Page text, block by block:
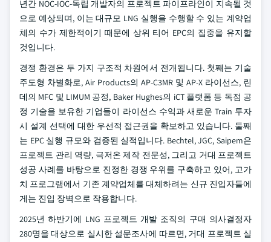
년간 NOC-IOC-독립 개발자의 프로젝트 파이프라인이 지속될 것
으로 예상되며, 이는 대규모 LNG 실행을 수행할 수 있는 계약업
체의 수가 제한적이기 때문에 상위 티어 EPC의 집중을 유지할
것입니다.
경쟁 환경은 두 가지 구조적 차원에서 전개됩니다. 첫째는 기술
주도형 차별화로, Air Products의 AP-C3MR 및 AP-X 라이선스, 린
데의 MFC 및 LIMUM 공정, Baker Hughes의 iCT 플랫폼 등 독점 공
정 기술을 보유한 기업들이 라이선스 수익과 새로운 Train 투자
시 설계 선택에 대한 우선적 접근권을 확보하고 있습니다. 둘째
는 EPC 실행 규모와 검증된 실적입니다. Bechtel, JGC, Saipem은
프로젝트 관리 역량, 극저온 제작 전문성, 그리고 거대 프로젝트
성공 사례를 바탕으로 진정한 경쟁 우위를 구축하고 있어, 고가
치 프로그램에서 기존 계약업체를 대체하려는 신규 진입자들에
게는 진입 장벽으로 작용합니다.
2025년 하반기에 LNG 프로젝트 개발 조직의 구매 의사결정자
280명을 대상으로 실시한 설문조사에 따르면, 거대 프로젝트 실